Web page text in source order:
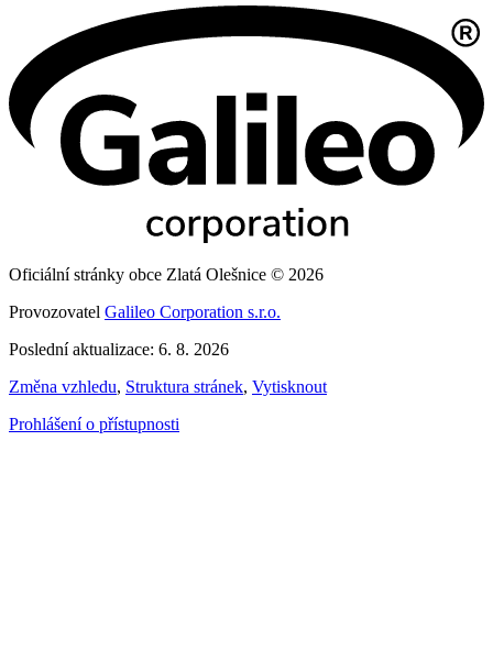
Oficiální stránky obce Zlatá Olešnice © 2026
Provozovatel Galileo Corporation s.r.o.
Poslední aktualizace: 6. 8. 2026
Změna vzhledu, Struktura stránek, Vytisknout
Prohlášení o přístupnosti